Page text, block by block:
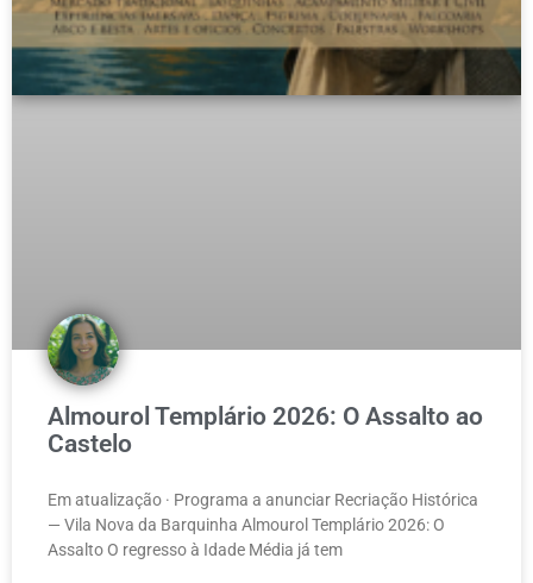
Almourol Templário 2026: O Assalto ao
Castelo
Em atualização · Programa a anunciar Recriação Histórica
— Vila Nova da Barquinha Almourol Templário 2026: O
Assalto O regresso à Idade Média já tem